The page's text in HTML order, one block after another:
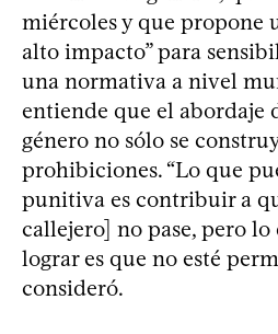
miércoles y que propone
alto impacto” para
una normativa a nivel
entiende que el abordaje
género no sólo se
prohibiciones. “Lo que
punitiva es contribuir a
callejero] no pase, pero
lograr es que no esté
consideró.